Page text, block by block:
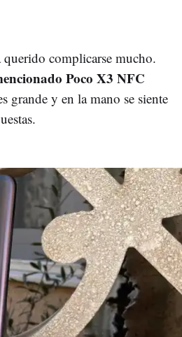
querido complicarse mucho.
Poco X3 NFC
grande y en la mano se siente